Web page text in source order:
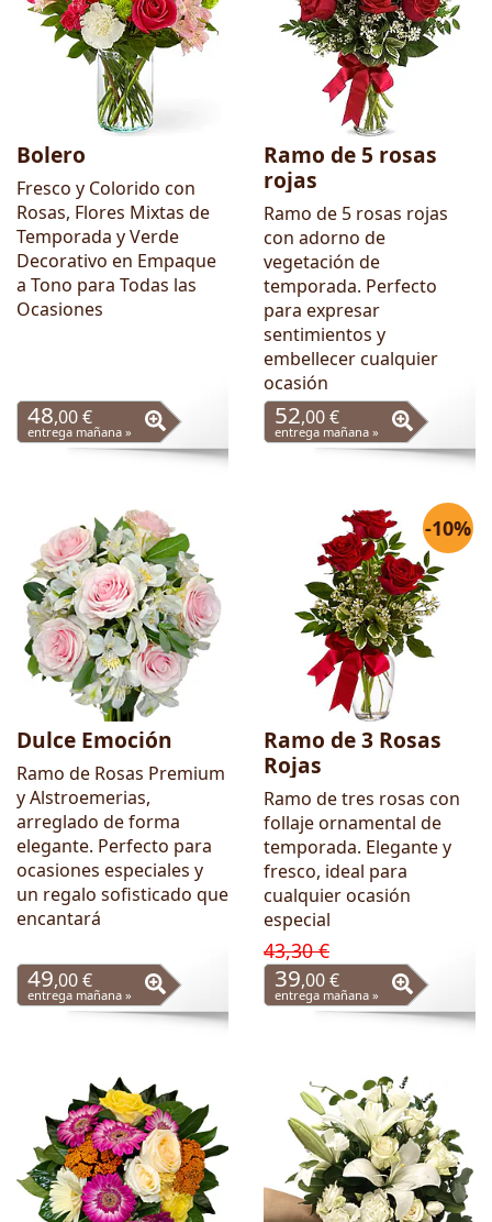
Bolero
Fresco y Colorido con
Rosas, Flores Mixtas de
Temporada y Verde
Decorativo en Empaque
a Tono para Todas las
Ocasiones
48,00 €
entrega mañana »
Ramo de 5 rosas
rojas
Ramo de 5 rosas rojas
con adorno de
vegetación de
temporada. Perfecto
para expresar
sentimientos y
embellecer cualquier
ocasión
52,00 €
entrega mañana »
Dulce Emoción
Ramo de Rosas Premium
y Alstroemerias,
arreglado de forma
elegante. Perfecto para
ocasiones especiales y
un regalo sofisticado que
encantará
49,00 €
entrega mañana »
-10%
Ramo de 3 Rosas
Rojas
Ramo de tres rosas con
follaje ornamental de
temporada. Elegante y
fresco, ideal para
cualquier ocasión
especial
43,30 €
39,00 €
entrega mañana »